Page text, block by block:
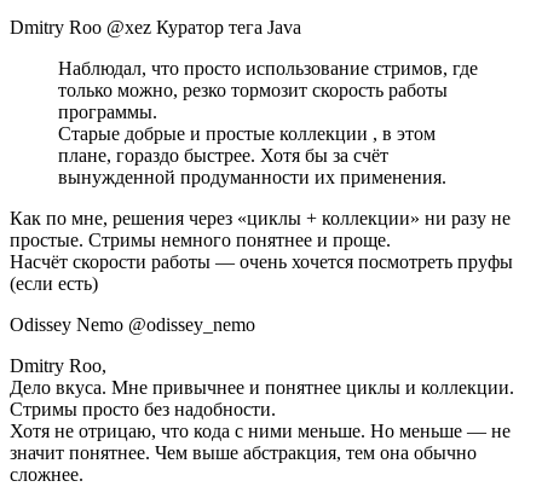
Dmitry Roo @xez Куратор тега Java
Наблюдал, что просто использование стримов, где
только можно, резко тормозит скорость работы
программы.
Старые добрые и простые коллекции , в этом
плане, гораздо быстрее. Хотя бы за счёт
вынужденной продуманности их применения.
Как по мне, решения через «циклы + коллекции» ни разу не
простые. Стримы немного понятнее и проще.
Насчёт скорости работы — очень хочется посмотреть пруфы
(если есть)
Odissey Nemo @odissey_nemo
Dmitry Roo,
Дело вкуса. Мне привычнее и понятнее циклы и коллекции.
Стримы просто без надобности.
Хотя не отрицаю, что кода с ними меньше. Но меньше — не
значит понятнее. Чем выше абстракция, тем она обычно
сложнее.